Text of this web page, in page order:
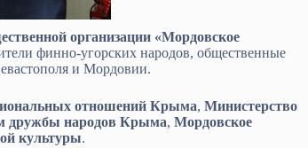
организации «Мордовское
финно-угорских народов, общественные
и Мордовии.
отношений Крыма, Министерство
дружбы народов Крыма, Мордовское
культуры.